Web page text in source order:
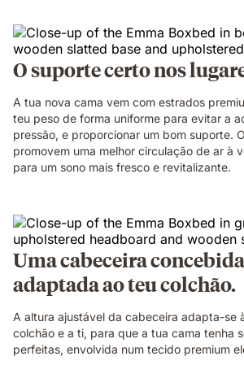
O suporte certo nos
A tua nova cama vem com estrados
teu peso de forma uniforme para evitar a
pressão, e proporcionar um bom suporte.
promovem uma melhor circulação de ar à
para um sono mais fresco e revitalizante.
Uma cabeceira
adaptada ao teu colchão.
A altura ajustável da cabeceira adapta-se
colchão e a ti, para que a tua cama tenha
perfeitas, envolvida num tecido premium